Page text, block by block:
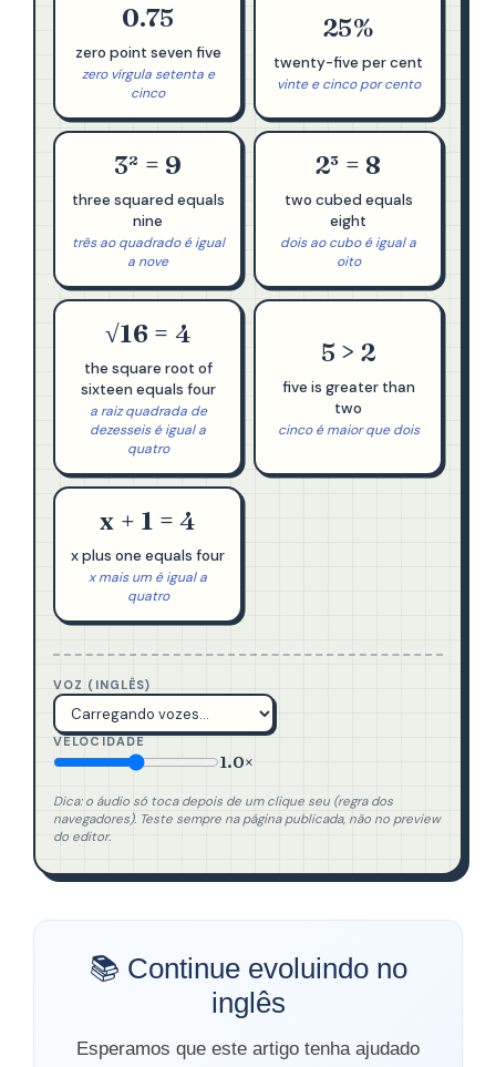
0.75
zero point seven five
zero vírgula setenta e
cinco
25%
twenty-five per cent
vinte e cinco por cento
3² = 9
three squared equals
nine
três ao quadrado é igual
a nove
2³ = 8
two cubed equals
eight
dois ao cubo é igual a
oito
√16 = 4
the square root of
sixteen equals four
a raiz quadrada de
dezesseis é igual a
quatro
5 > 2
five is greater than
two
cinco é maior que dois
x + 1 = 4
x plus one equals four
x mais um é igual a
quatro
VOZ (INGLÊS)
VELOCIDADE
1.0×
Dica: o áudio só toca depois de um clique seu (regra dos
navegadores). Teste sempre na página publicada, não no preview
do editor.
📚 Continue evoluindo no
inglês
Esperamos que este artigo tenha ajudado